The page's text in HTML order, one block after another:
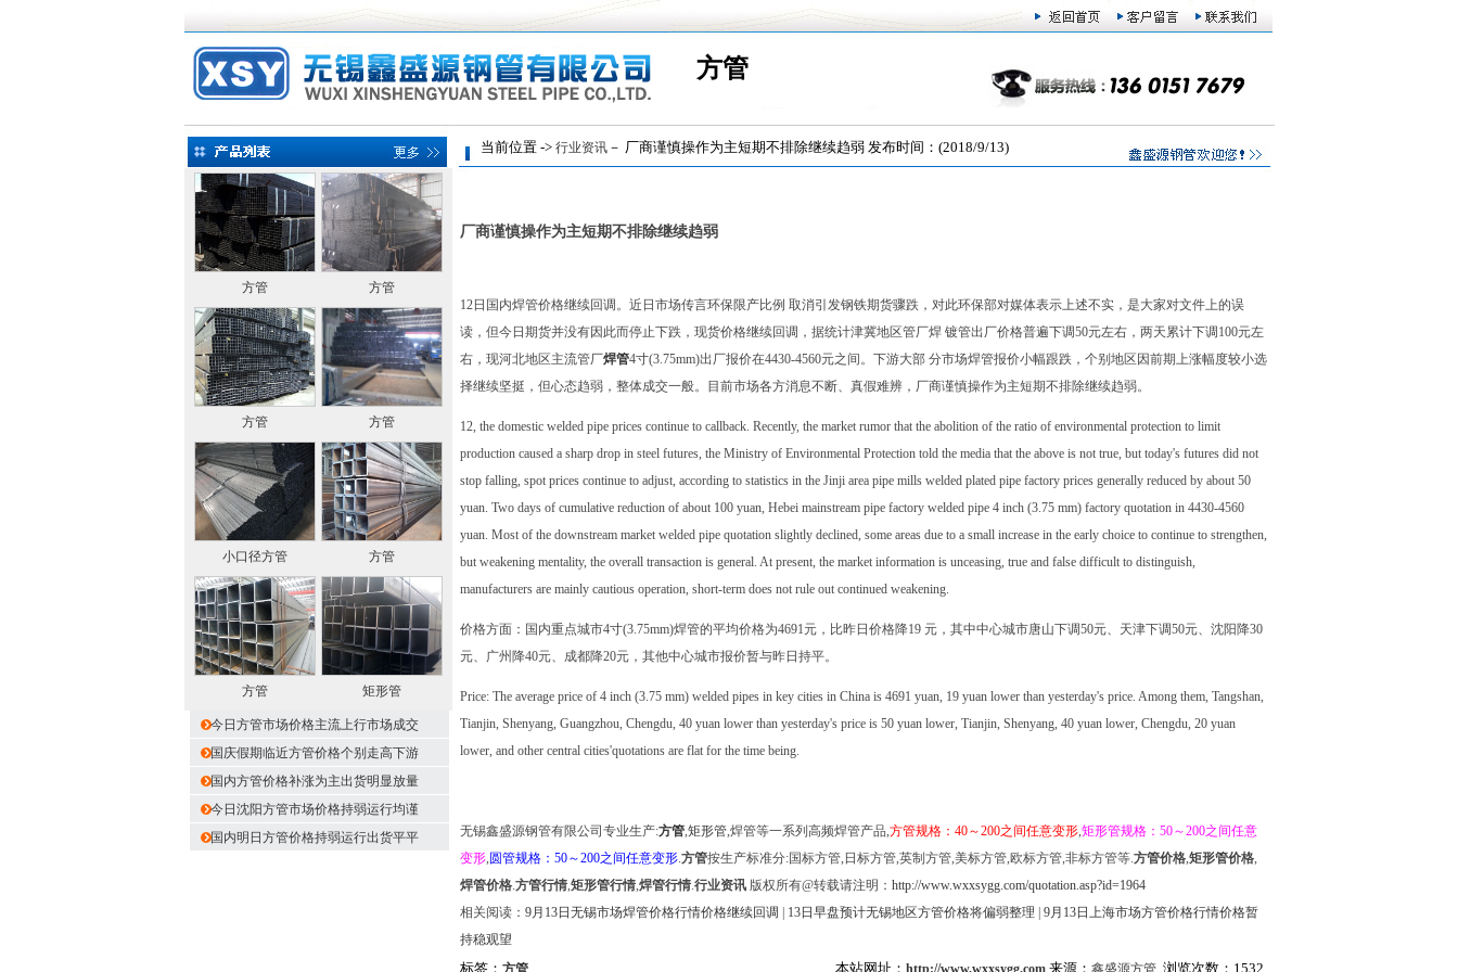
方管
方管 方管
方管 方管
小口径方管 方管
方管 矩形管
今日方管市场价格主流上行市场成交
国庆假期临近方管价格个别走高下游
国内方管价格补涨为主出货明显放量
今日沈阳方管市场价格持弱运行均谨
国内明日方管价格持弱运行出货平平
当前位置 -> 行业资讯－ 厂商谨慎操作为主短期不排除继续趋弱 发布时间：(2018/9/13)
厂商谨慎操作为主短期不排除继续趋弱
12日国内焊管价格继续回调。近日市场传言环保限产比例 取消引发钢铁期货骤跌，对此环保部对媒体表示上述不实，是大家对文件上的误
读，但今日期货并没有因此而停止下跌，现货价格继续回调，据统计津冀地区管厂焊 镀管出厂价格普遍下调50元左右，两天累计下调100元左
右，现河北地区主流管厂焊管4寸(3.75mm)出厂报价在4430-4560元之间。下游大部 分市场焊管报价小幅跟跌，个别地区因前期上涨幅度较小选
择继续坚挺，但心态趋弱，整体成交一般。目前市场各方消息不断、真假难辨，厂商谨慎操作为主短期不排除继续趋弱。
12, the domestic welded pipe prices continue to callback. Recently, the market rumor that the abolition of the ratio of environmental protection to limit
production caused a sharp drop in steel futures, the Ministry of Environmental Protection told the media that the above is not true, but today's futures did not
stop falling, spot prices continue to adjust, according to statistics in the Jinji area pipe mills welded plated pipe factory prices generally reduced by about 50
yuan. Two days of cumulative reduction of about 100 yuan, Hebei mainstream pipe factory welded pipe 4 inch (3.75 mm) factory quotation in 4430-4560
yuan. Most of the downstream market welded pipe quotation slightly declined, some areas due to a small increase in the early choice to continue to strengthen,
but weakening mentality, the overall transaction is general. At present, the market information is unceasing, true and false difficult to distinguish,
manufacturers are mainly cautious operation, short-term does not rule out continued weakening.
价格方面：国内重点城市4寸(3.75mm)焊管的平均价格为4691元，比昨日价格降19 元，其中中心城市唐山下调50元、天津下调50元、沈阳降30
元、广州降40元、成都降20元，其他中心城市报价暂与昨日持平。
Price: The average price of 4 inch (3.75 mm) welded pipes in key cities in China is 4691 yuan, 19 yuan lower than yesterday's price. Among them, Tangshan,
Tianjin, Shenyang, Guangzhou, Chengdu, 40 yuan lower than yesterday's price is 50 yuan lower, Tianjin, Shenyang, 40 yuan lower, Chengdu, 20 yuan
lower, and other central cities'quotations are flat for the time being.
无锡鑫盛源钢管有限公司专业生产:方管,矩形管,焊管等一系列高频焊管产品,方管规格：40～200之间任意变形,矩形管规格：50～200之间任意
变形, 圆管规格：50～200之间任意变形.方管按生产标准分:国标方管,日标方管,英制方管,美标方管,欧标方管,非标方管等.方管价格,矩形管价格,
焊管价格.方管行情,矩形管行情,焊管行情.行业资讯版权所有@转载请注明： http://www.wxxsygg.com/quotation.asp?id=1964
相关阅读： 9月13日无锡市场焊管价格行情价格继续回调 13日早盘预计无锡地区方管价格将偏弱整理
9月13日上海市场方管价格行情价格暂
持稳观望
标签： 方管 本站网址： http://www.wxxsygg.com来源： 鑫盛源方管浏览次数：1532